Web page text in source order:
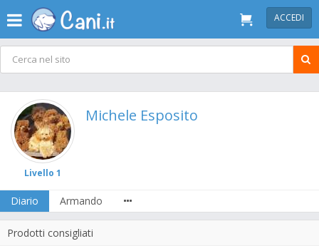
ACCEDI
Livello 1
Michele Esposito
Diario Armando
Prodotti consigliati